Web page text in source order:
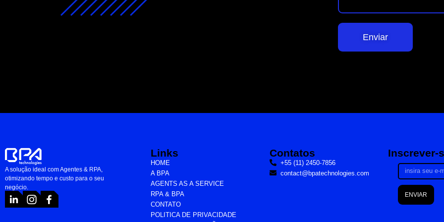
Enviar
A solução ideal com Agentes & RPA,
otimizando tempo e custo para o seu
negócio.
Links
HOME
A BPA
AGENTS AS A SERVICE
RPA & BPA
CONTATO
POLITICA DE PRIVACIDADE
Contatos
+55 (11) 2450-7856
contact@bpatechnologies.com
Inscrever-
ENVIAR